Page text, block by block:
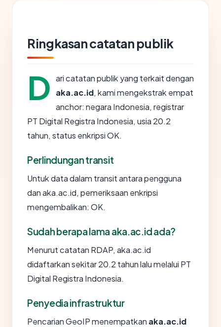
Ringkasan catatan publik
D ari catatan publik yang terkait dengan
aka.ac.id, kami mengekstrak empat
anchor: negara Indonesia, registrar
PT Digital Registra Indonesia, usia 20.2
tahun, status enkripsi OK.
Perlindungan transit
Untuk data dalam transit antara pengguna
dan aka.ac.id, pemeriksaan enkripsi
mengembalikan: OK.
Sudah berapa lama aka.ac.id ada?
Menurut catatan RDAP, aka.ac.id
didaftarkan sekitar 20.2 tahun lalu melalui PT
Digital Registra Indonesia.
Penyedia infrastruktur
Pencarian GeoIP menempatkan aka.ac.id